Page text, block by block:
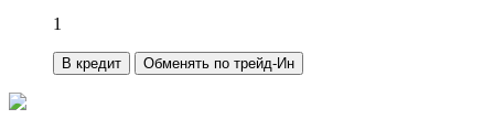
1
В кредит Обменять по трейд-Ин